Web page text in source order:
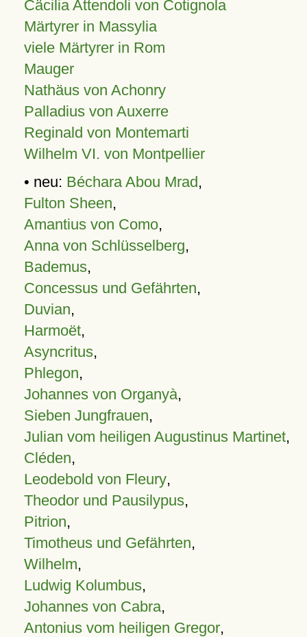
Cäcilia Attendoli von Cotignola
Märtyrer in Massylia
viele Märtyrer in Rom
Mauger
Nathäus von Achonry
Palladius von Auxerre
Reginald von Montemarti
Wilhelm VI. von Montpellier
• neu: Béchara Abou Mrad,
Fulton Sheen,
Amantius von Como,
Anna von Schlüsselberg,
Bademus,
Concessus und Gefährten,
Duvian,
Harmoët,
Asyncritus,
Phlegon,
Johannes von Organyà,
Sieben Jungfrauen,
Julian vom heiligen Augustinus Martinet,
Cléden,
Leodebold von Fleury,
Theodor und Pausilypus,
Pitrion,
Timotheus und Gefährten,
Wilhelm,
Ludwig Kolumbus,
Johannes von Cabra,
Antonius vom heiligen Gregor,